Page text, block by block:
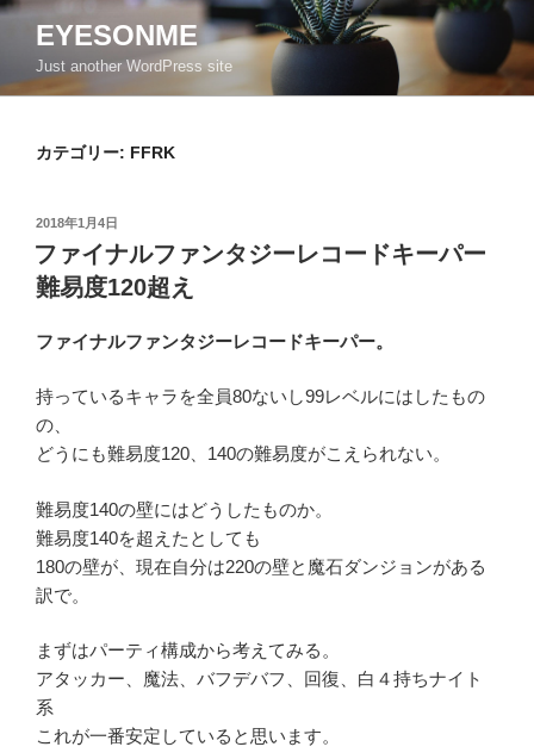
コ
ン
EYESONME
Just another WordPress site
カテゴリー: FFRK
投
稿
日:
2018年1月4日
ファイナルファンタジーレコードキーパー
難易度120超え
ファイナルファンタジーレコードキーパー。
持っているキャラを全員80ないし99レベルにはしたもの
の、
どうにも難易度120、140の難易度がこえられない。
難易度140の壁にはどうしたものか。
難易度140を超えたとしても
180の壁が、現在自分は220の壁と魔石ダンジョンがある
訳で。
まずはパーティ構成から考えてみる。
アタッカー、魔法、バフデバフ、回復、白４持ちナイト
系
これが一番安定していると思います。